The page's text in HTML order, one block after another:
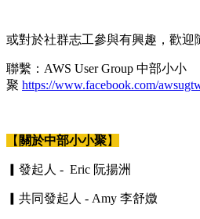
或對於社群志工參與有興趣，歡迎
聯繫：AWS User Group 中部小小
聚 https://www.facebook.com/
【 關於中部小小聚】
▎發起人 - Eric 阮揚洲
▎共同發起人 - Amy 李舒媺